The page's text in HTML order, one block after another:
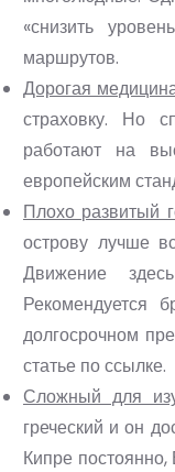
«снизить
маршрутов.
Дорогая
страховку. Но
работают на
европейским
Плохо развитый
острову лучше
Движение
Рекомендуется
долгосрочном
статье по ссылке.
Сложный для
греческий и он
Кипре